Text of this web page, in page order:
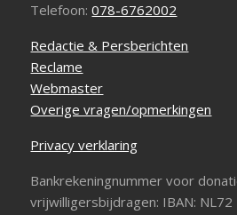
Telefoon:078-6762002
Redactie & Persberichten
Reclame
Webmaster
Overige vragen/opmerkingen
Privacy verklaring
Bankrekeningnummer voor
vrijwilligersbijdragen: IBAN: